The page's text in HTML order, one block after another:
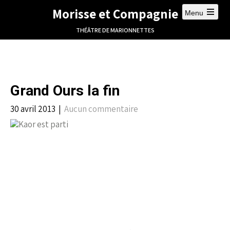
Morisse et Compagnie
THÉÂTRE DE MARIONNETTES
Menu
Grand Ours la fin
30 avril 2013 | Aucun commentaire